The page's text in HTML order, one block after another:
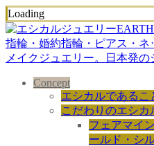
Loading
Concept
エシカルであるこ
こだわりのエシカ
フェアマイ
ールド・シ